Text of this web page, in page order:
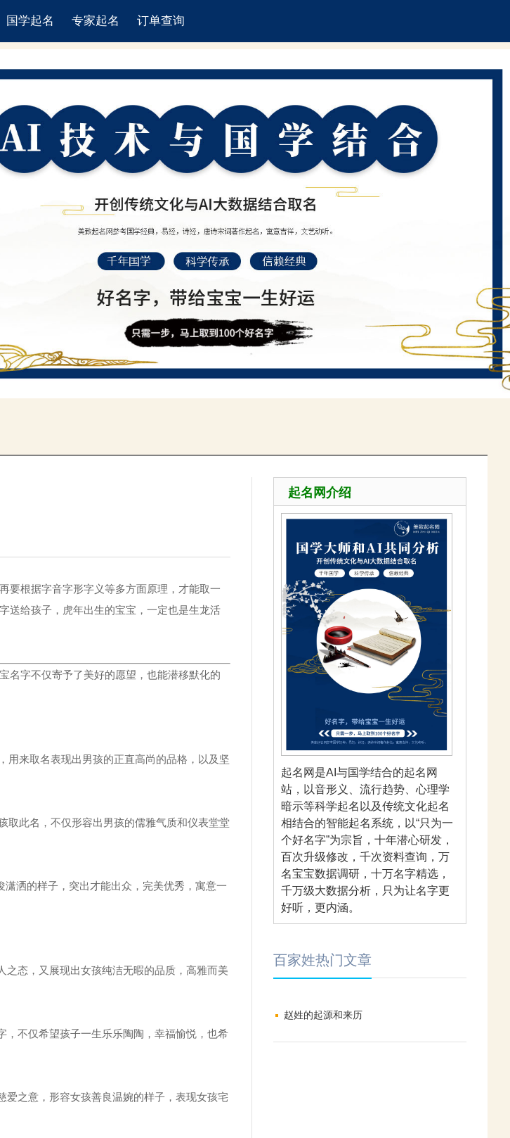
国学起名 专家起名 订单查询
要根据字音字形字义等多方面原理，才能取一
送给孩子，虎年出生的宝宝，一定也是生龙活
名字不仅寄予了美好的愿望，也能潜移默化的
用来取名表现出男孩的正直高尚的品格，以及坚
取此名，不仅形容出男孩的儒雅气质和仪表堂堂
潇洒的样子，突出才能出众，完美优秀，寓意一
之态，又展现出女孩纯洁无暇的品质，高雅而美
，不仅希望孩子一生乐乐陶陶，幸福愉悦，也希
爱之意，形容女孩善良温婉的样子，表现女孩宅
起名网介绍
起名网是AI与国学结合的起名网
站，以音形义、流行趋势、心理学
暗示等科学起名以及传统文化起名
相结合的智能起名系统，以“只为一
个好名字”为宗旨，十年潜心研发，
百次升级修改，千次资料查询，万
名宝宝数据调研，十万名字精选，
千万级大数据分析，只为让名字更
好听，更内涵。
百家姓热门文章
赵姓的起源和来历